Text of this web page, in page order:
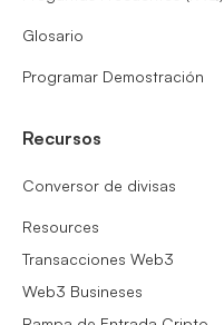
Glosario
Programar Demostración
Recursos
Conversor de divisas
Resources
Transacciones Web3
Web3 Busineses